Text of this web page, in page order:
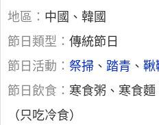
地區： 中國、韓國
節日類型： 傳統節日
節日活動： 祭掃 、 踏青 、 鞦
節日飲食： 寒食粥、寒食
（只吃冷食）